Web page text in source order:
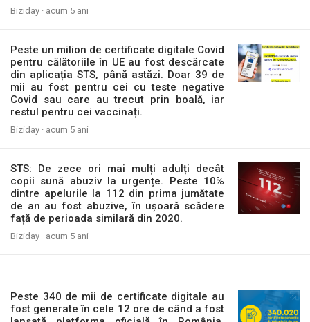
Biziday · acum 5 ani
Peste un milion de certificate digitale Covid
pentru călătoriile în UE au fost descărcate
din aplicația STS, până astăzi. Doar 39 de
mii au fost pentru cei cu teste negative
Covid sau care au trecut prin boală, iar
restul pentru cei vaccinați.
Biziday · acum 5 ani
STS: De zece ori mai mulți adulți decât
copii sună abuziv la urgențe. Peste 10%
dintre apelurile la 112 din prima jumătate
de an au fost abuzive, în ușoară scădere
față de perioada similară din 2020.
Biziday · acum 5 ani
Peste 340 de mii de certificate digitale au
fost generate în cele 12 ore de când a fost